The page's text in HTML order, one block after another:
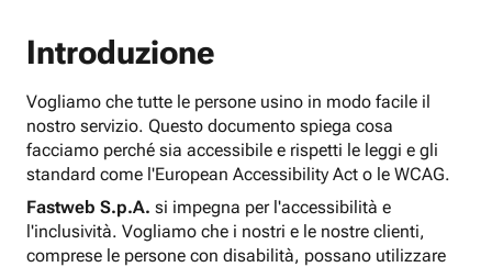
Introduzione
Vogliamo che tutte le persone usino in modo facile il
nostro servizio. Questo documento spiega cosa
facciamo perché sia accessibile e rispetti le leggi e gli
standard come l'European Accessibility Act o le WCAG.
Fastweb S.p.A. si impegna per l'accessibilità e
l'inclusività. Vogliamo che i nostri e le nostre clienti,
comprese le persone con disabilità, possano utilizzare